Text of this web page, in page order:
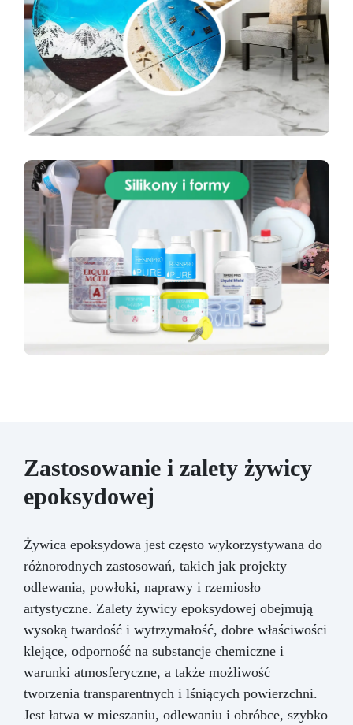
Zastosowanie i zalety żywicy
epoksydowej
Żywica epoksydowa jest często wykorzystywana do
różnorodnych zastosowań, takich jak projekty
odlewania, powłoki, naprawy i rzemiosło
artystyczne. Zalety żywicy epoksydowej obejmują
wysoką twardość i wytrzymałość, dobre właściwości
klejące, odporność na substancje chemiczne i
warunki atmosferyczne, a także możliwość
tworzenia transparentnych i lśniących powierzchni.
Jest łatwa w mieszaniu, odlewaniu i obróbce, szybko